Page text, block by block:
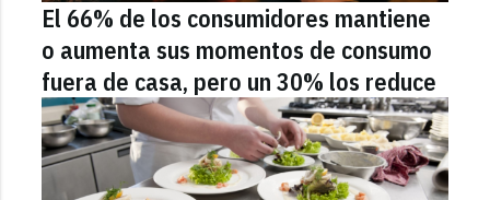
El 66% de los consumidores mantiene
o aumenta sus momentos de consumo
fuera de casa, pero un 30% los reduce